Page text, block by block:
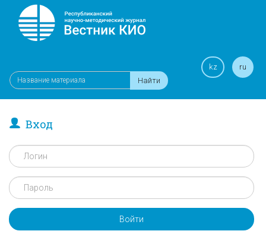
Найти
kz ru
Вход
Войти